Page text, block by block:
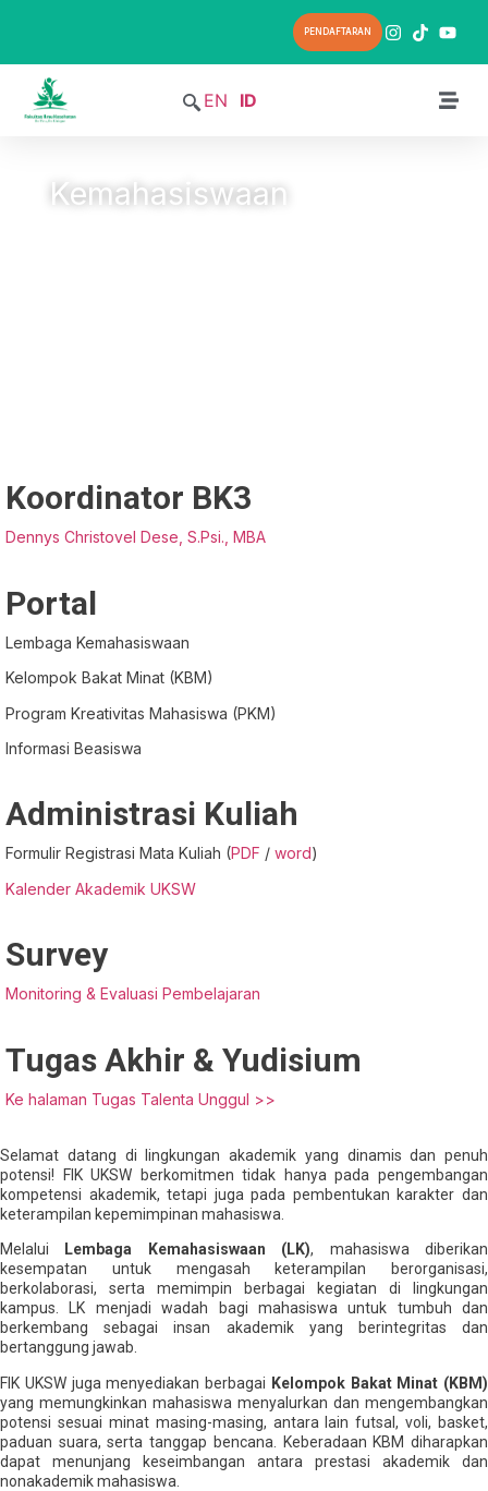
PENDAFTARAN
EN ID
Kemahasiswaan
Koordinator BK3
Dennys Christovel Dese, S.Psi., MBA
Portal
Lembaga Kemahasiswaan
Kelompok Bakat Minat (KBM)
Program Kreativitas Mahasiswa (PKM)
Informasi Beasiswa
Administrasi Kuliah
Formulir Registrasi Mata Kuliah (PDF / word)
Kalender Akademik UKSW
Survey
Monitoring & Evaluasi Pembelajaran
Tugas Akhir & Yudisium
Ke halaman Tugas Talenta Unggul >>
Selamat datang di lingkungan akademik yang dinamis dan penuh
potensi! FIK UKSW berkomitmen tidak hanya pada pengembangan
kompetensi akademik, tetapi juga pada pembentukan karakter dan
keterampilan kepemimpinan mahasiswa.
Melalui Lembaga Kemahasiswaan (LK), mahasiswa diberikan
kesempatan untuk mengasah keterampilan berorganisasi,
berkolaborasi, serta memimpin berbagai kegiatan di lingkungan
kampus. LK menjadi wadah bagi mahasiswa untuk tumbuh dan
berkembang sebagai insan akademik yang berintegritas dan
bertanggung jawab.
FIK UKSW juga menyediakan berbagai Kelompok Bakat Minat (KBM)
yang memungkinkan mahasiswa menyalurkan dan mengembangkan
potensi sesuai minat masing-masing, antara lain futsal, voli, basket,
paduan suara, serta tanggap bencana. Keberadaan KBM diharapkan
dapat menunjang keseimbangan antara prestasi akademik dan
nonakademik mahasiswa.